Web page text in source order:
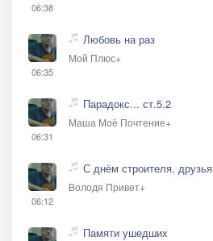
06:38
06:35
Любовь на раз
Мой Плюс+
06:31
Парадокс... ст.5.2
Маша Моё Почтение+
06:12
С днём строителя, друзья
Володя Привет+
Памяти ушедших